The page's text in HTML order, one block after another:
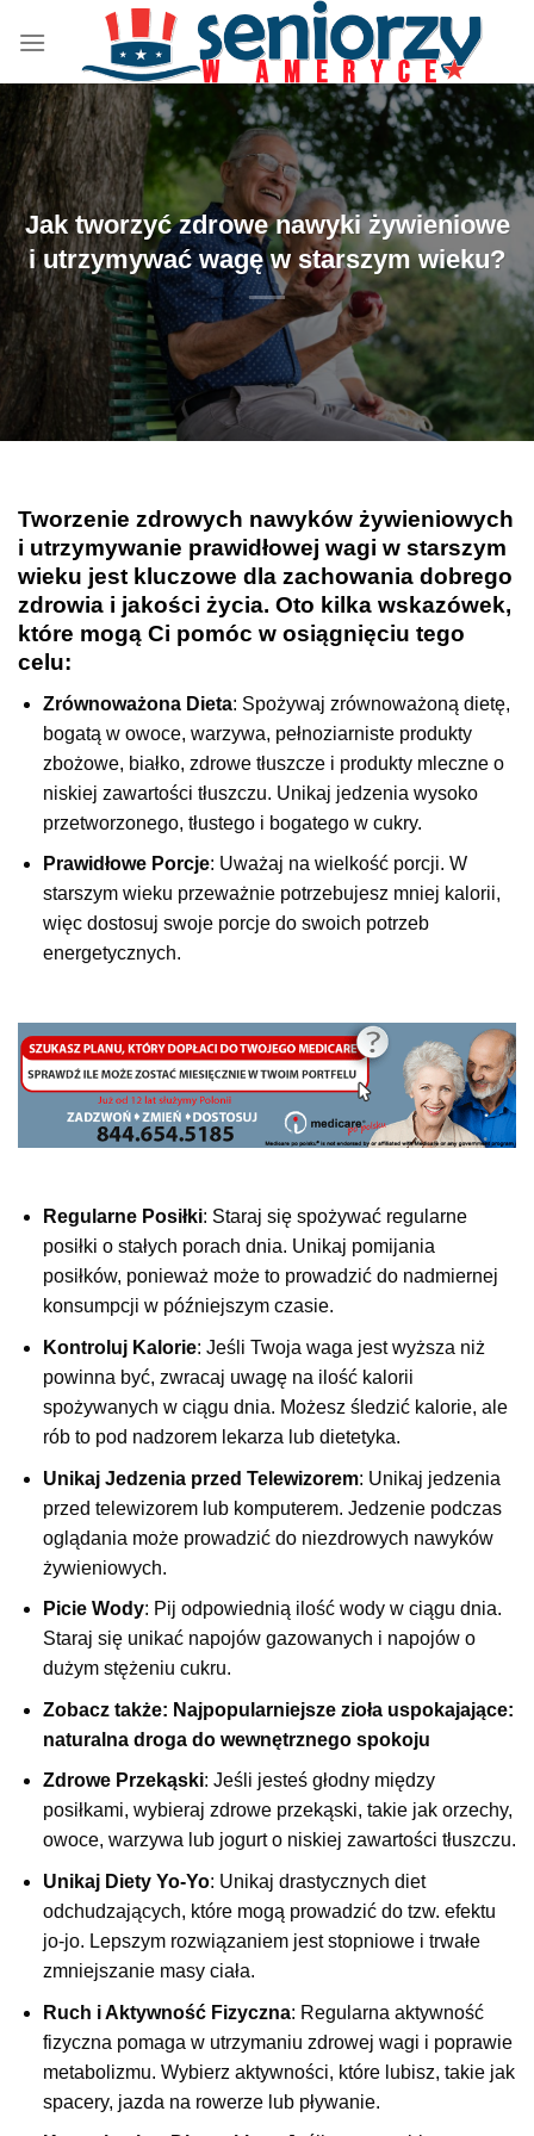
zawartości
Jak tworzyć zdrowe nawyki żywieniowe
i utrzymywać wagę w starszym wieku?
Tworzenie zdrowych nawyków żywieniowych
i utrzymywanie prawidłowej wagi w starszym
wieku jest kluczowe dla zachowania dobrego
zdrowia i jakości życia. Oto kilka wskazówek,
które mogą Ci pomóc w osiągnięciu tego
celu:
Zrównoważona Dieta: Spożywaj zrównoważoną dietę,
bogatą w owoce, warzywa, pełnoziarniste produkty
zbożowe, białko, zdrowe tłuszcze i produkty mleczne o
niskiej zawartości tłuszczu. Unikaj jedzenia wysoko
przetworzonego, tłustego i bogatego w cukry.
Prawidłowe Porcje: Uważaj na wielkość porcji. W
starszym wieku przeważnie potrzebujesz mniej kalorii,
więc dostosuj swoje porcje do swoich potrzeb
energetycznych.
Regularne Posiłki: Staraj się spożywać regularne
posiłki o stałych porach dnia. Unikaj pomijania
posiłków, ponieważ może to prowadzić do nadmiernej
konsumpcji w późniejszym czasie.
Kontroluj Kalorie: Jeśli Twoja waga jest wyższa niż
powinna być, zwracaj uwagę na ilość kalorii
spożywanych w ciągu dnia. Możesz śledzić kalorie, ale
rób to pod nadzorem lekarza lub dietetyka.
Unikaj Jedzenia przed Telewizorem: Unikaj jedzenia
przed telewizorem lub komputerem. Jedzenie podczas
oglądania może prowadzić do niezdrowych nawyków
żywieniowych.
Picie Wody: Pij odpowiednią ilość wody w ciągu dnia.
Staraj się unikać napojów gazowanych i napojów o
dużym stężeniu cukru.
Zobacz także: Najpopularniejsze zioła uspokajające:
naturalna droga do wewnętrznego spokoju
Zdrowe Przekąski: Jeśli jesteś głodny między
posiłkami, wybieraj zdrowe przekąski, takie jak orzechy,
owoce, warzywa lub jogurt o niskiej zawartości tłuszczu.
Unikaj Diety Yo-Yo: Unikaj drastycznych diet
odchudzających, które mogą prowadzić do tzw. efektu
jo-jo. Lepszym rozwiązaniem jest stopniowe i trwałe
zmniejszanie masy ciała.
Ruch i Aktywność Fizyczna: Regularna aktywność
fizyczna pomaga w utrzymaniu zdrowej wagi i poprawie
metabolizmu. Wybierz aktywności, które lubisz, takie jak
spacery, jazda na rowerze lub pływanie.